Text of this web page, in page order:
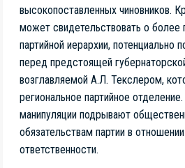
высокопоставленных чиновников.
может свидетельствовать о более
партийной иерархии, потенциально
перед предстоящей
возглавляемой А.Л. Текслером,
региональное партийное
манипуляции подрывают
обязательствам партии в
ответственности.